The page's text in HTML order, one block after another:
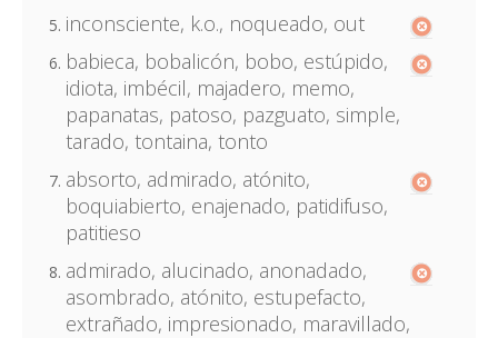
inconsciente, k.o., noqueado, out
babieca, bobalicón, bobo, estúpido,
idiota, imbécil, majadero, memo,
papanatas, patoso, pazguato, simple,
tarado, tontaina, tonto
absorto, admirado, atónito,
boquiabierto, enajenado, patidifuso,
patitieso
admirado, alucinado, anonadado,
asombrado, atónito, estupefacto,
extrañado, impresionado, maravillado,